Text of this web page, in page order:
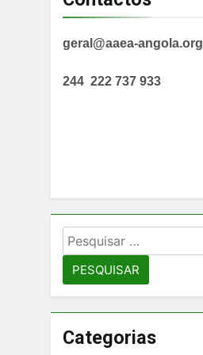
geral@aaea-angola.org
244 222 737 933
Pesquisar
por:
Categorias